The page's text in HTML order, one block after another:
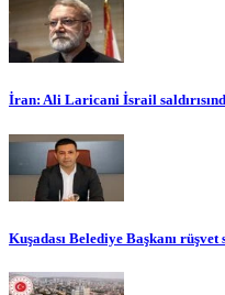
İran: Ali Laricani İsrail
Kuşadası Belediye Başkanı